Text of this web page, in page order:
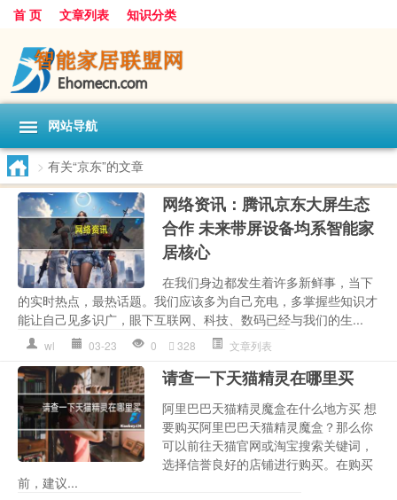
首 页 文章列表 知识分类
网站导航
> 有关“京东”的文章
网络资讯：腾讯京东大屏生态
合作 未来带屏设备均系智能家
居核心
在我们身边都发生着许多新鲜事，当下
的实时热点，最热话题。我们应该多为自己充电，多掌握些知识才
能让自己见多识广，眼下互联网、科技、数码已经与我们的生...
wl 03-23 0 328 文章列表
请查一下天猫精灵在哪里买
阿里巴巴天猫精灵魔盒在什么地方买 想
要购买阿里巴巴天猫精灵魔盒？那么你
可以前往天猫官网或淘宝搜索关键词，
选择信誉良好的店铺进行购买。在购买
前，建议...